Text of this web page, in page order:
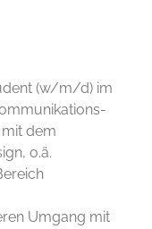
(w/m/d) im
dem
o.ä.
Umgang mit